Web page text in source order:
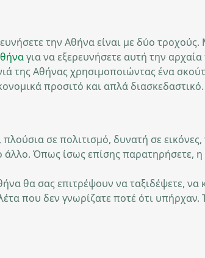
την Αθήνα είναι με δύο
για να εξερευνήσετε αυτή την
της Αθήνας χρησιμοποιώντας ένα
προσιτό και απλά διασκεδαστικό.
σε πολιτισμό, δυνατή σε
Όπως ίσως επίσης παρατηρήσετε,
θα σας επιτρέψουν να ταξιδέψετε,
που δεν γνωρίζατε ποτέ ότι